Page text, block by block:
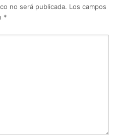
no será publicada. Los campos
*